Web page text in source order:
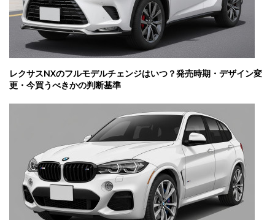
レクサスNXのフルモデルチェンジはいつ？発売時期・デザイン変
更・今買うべきかの判断基準